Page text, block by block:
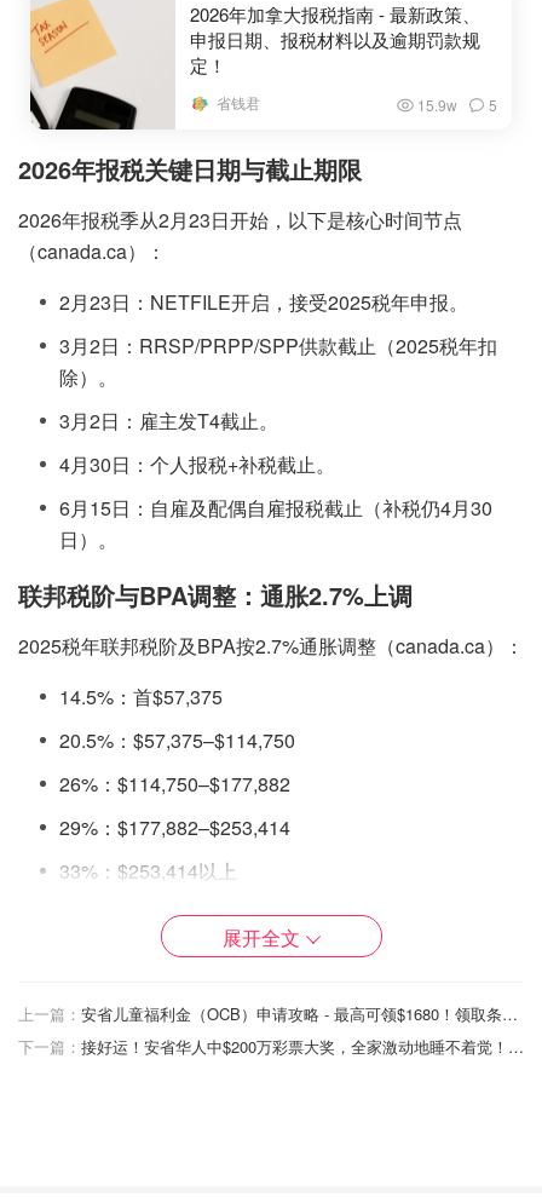
2026年加拿大报税指南 - 最新政策、
申报日期、报税材料以及逾期罚款规
定！
省钱君 15.9w 5
2026年报税关键日期与截止期限
2026年报税季从2月23日开始，以下是核心时间节点
（canada.ca）：
2月23日：NETFILE开启，接受2025税年申报。
3月2日：RRSP/PRPP/SPP供款截止（2025税年扣
除）。
3月2日：雇主发T4截止。
4月30日：个人报税+补税截止。
6月15日：自雇及配偶自雇报税截止（补税仍4月30
日）。
联邦税阶与BPA调整：通胀2.7%上调
2025税年联邦税阶及BPA按2.7%通胀调整（canada.ca）：
14.5%：首$57,375
20.5%：$57,375–$114,750
26%：$114,750–$177,882
29%：$177,882–$253,414
33%：$253,414以上
BPA（基本个人免税额）：
收入≥$253,414：$14,538
中间渐进调整
展开全文
上一篇：
安省儿童福利金（OCB）申请攻略 - 最高可领$1680！领取条件、金额和发放时间解析！
下一篇：
接好运！安省华人中$200万彩票大奖，全家激动地睡不着觉！计划帮父母还清房贷！